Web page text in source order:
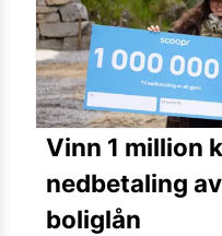
Vinn 1 million
nedbetaling
boliglån